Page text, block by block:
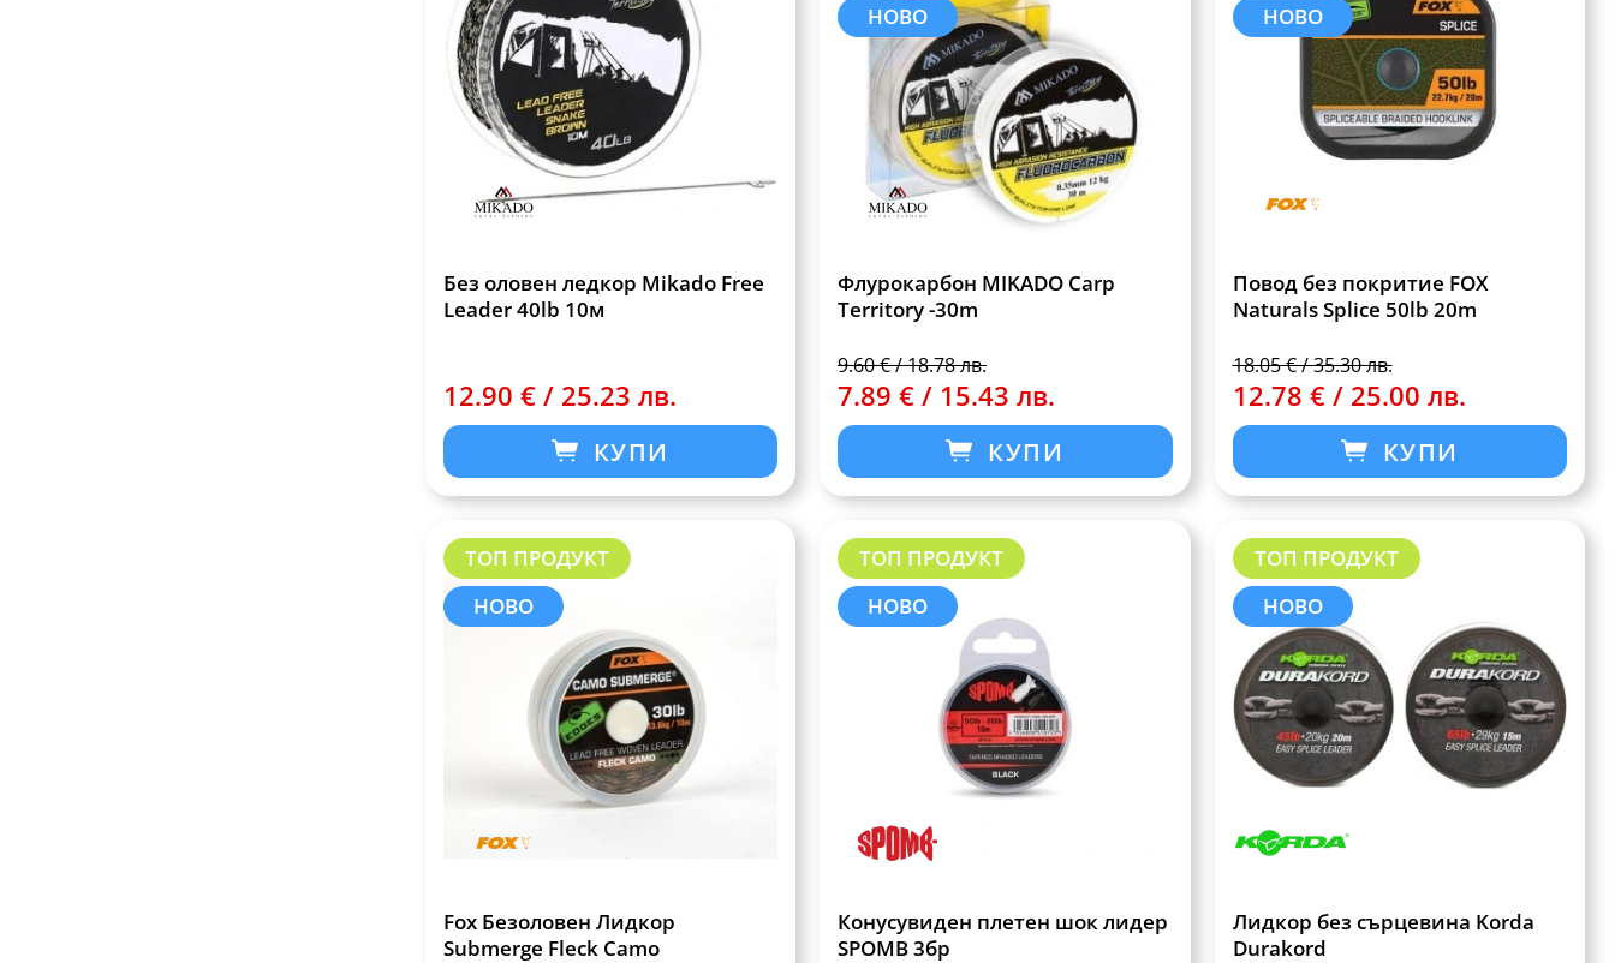
Без оловен ледкор Mikado Free
Leader 40lb 10м
12.90 € / 25.23 лв.
КУПИ
НОВО
Флурокарбон MIKADO Carp
Territory -30m
9.60 € / 18.78 лв.
7.89 € / 15.43 лв.
КУПИ
НОВО
Повод без покритие FOX
Naturals Splice 50lb 20m
18.05 € / 35.30 лв.
12.78 € / 25.00 лв.
КУПИ
ТОП ПРОДУКТ
НОВО
Fox Безоловен Лидкор
Submerge Fleck Camo
ТОП ПРОДУКТ
НОВО
Конусувиден плетен шок лидер
SPOMB 3бр
ТОП ПРОДУКТ
НОВО
Лидкор без сърцевина Korda
Durakord